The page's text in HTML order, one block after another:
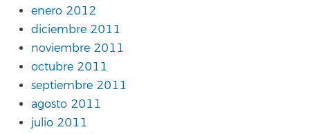
enero 2012
diciembre 2011
noviembre 2011
octubre 2011
septiembre 2011
agosto 2011
julio 2011